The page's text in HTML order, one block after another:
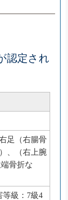
認定され
足（右腸骨
、（右上腕
骨折な
等級：7級4